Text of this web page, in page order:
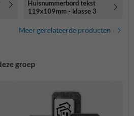
Huisnummerbord tekst
119x109mm - klasse 3
Meer gerelateerde producten
groep